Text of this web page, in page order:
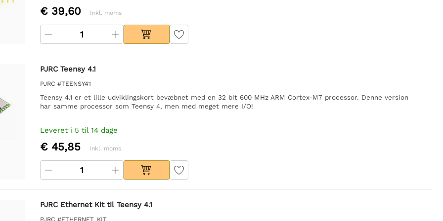
€ 39,60 Inkl. moms
PJRC Teensy 4.1
PJRC #TEENSY41
Teensy 4.1 er et lille udviklingskort bevæbnet med en 32 bit 600 MHz ARM Cortex-M7 processor. Denne version
har samme processor som Teensy 4, men med meget mere I/O!
Leveret i 5 til 14 dage
€ 45,85 Inkl. moms
PJRC Ethernet Kit til Teensy 4.1
PJRC #ETHERNET_KIT